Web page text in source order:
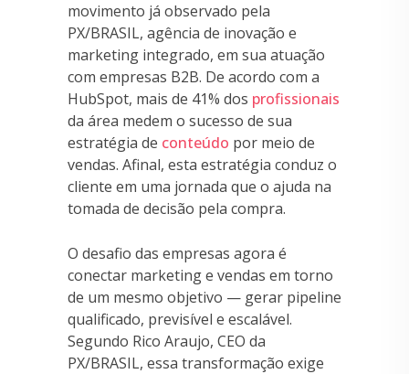
movimento já observado pela
PX/BRASIL, agência de inovação e
marketing integrado, em sua atuação
com empresas B2B. De acordo com a
HubSpot, mais de 41% dos profissionais
da área medem o sucesso de sua
estratégia de conteúdo por meio de
vendas. Afinal, esta estratégia conduz o
cliente em uma jornada que o ajuda na
tomada de decisão pela compra.
O desafio das empresas agora é
conectar marketing e vendas em torno
de um mesmo objetivo — gerar pipeline
qualificado, previsível e escalável.
Segundo Rico Araujo, CEO da
PX/BRASIL, essa transformação exige